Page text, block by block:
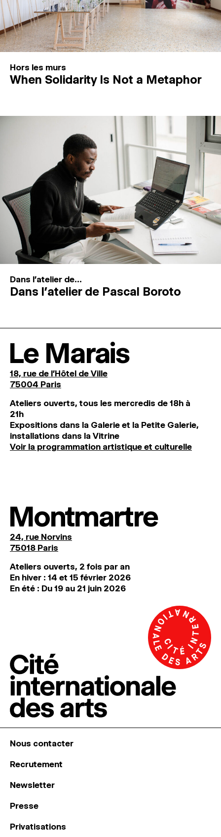
Hors les murs
When Solidarity Is Not a Metaphor
Dans l'atelier de...
Dans l’atelier de Pascal Boroto
Le Marais
18, rue de l'Hôtel de Ville
75004 Paris
Ateliers ouverts, tous les mercredis de 18h à
21h
Expositions dans la Galerie et la Petite Galerie,
installations dans la Vitrine
Voir la programmation artistique et culturelle
Montmartre
24, rue Norvins
75018 Paris
Ateliers ouverts, 2 fois par an
En hiver : 14 et 15 février 2026
En été : Du 19 au 21 juin 2026
Nous contacter
Recrutement
Newsletter
Presse
Privatisations